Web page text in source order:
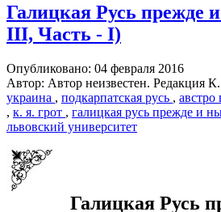
Галицкая Русь прежде
III, Часть - I)
Опубликовано: 04 февраля 2016
Автор: Автор неизвестен. Редакция
украина , подкарпатская русь , австро
, к. я. грот , галицкая русь прежде и
львовский университет
Галицкая Русь